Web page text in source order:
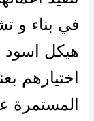
في بناء و
هيكل اسود
اختيارهم